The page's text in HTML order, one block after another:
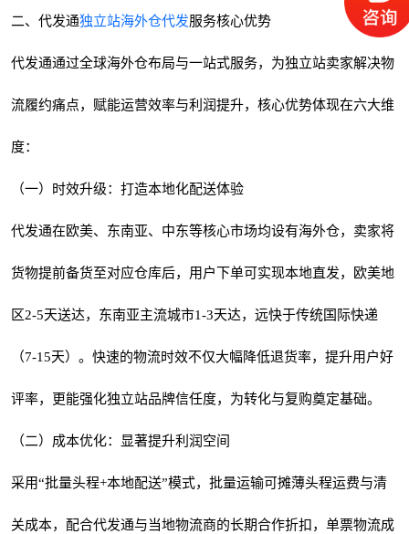
二、代发通独立站海外仓代发服务核心优势
代发通通过全球海外仓布局与一站式服务，为独立站卖家解决物
流履约痛点，赋能运营效率与利润提升，核心优势体现在六大维
度：
（一）时效升级：打造本地化配送体验
代发通在欧美、东南亚、中东等核心市场均设有海外仓，卖家将
货物提前备货至对应仓库后，用户下单可实现本地直发，欧美地
区2-5天送达，东南亚主流城市1-3天达，远快于传统国际快递
（7-15天）。快速的物流时效不仅大幅降低退货率，提升用户好
评率，更能强化独立站品牌信任度，为转化与复购奠定基础。
（二）成本优化：显著提升利润空间
采用“批量头程+本地配送”模式，批量运输可摊薄头程运费与清
关成本，配合代发通与当地物流商的长期合作折扣，单票物流成